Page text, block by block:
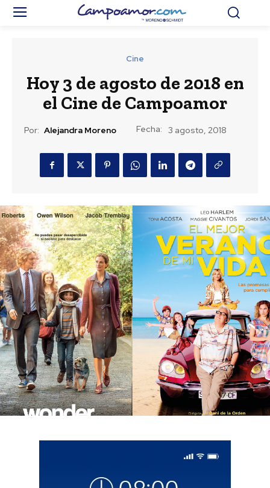
Cine
Hoy 3 de agosto de 2018 en
el Cine de Campoamor
Por: Alejandra Moreno Fecha: 3 agosto, 2018